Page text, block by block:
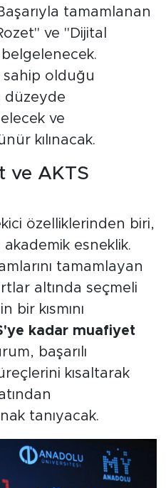
tamamlanan
ve "Dijital
olduğu
düzeyde
ve
kılınacak.
ve AKTS
özelliklerinden biri,
akademik esneklik.
tamamlayan
altında seçmeli
bir kısmını
kadar muafiyet
başarılı
kısaltarak
tanıyacak.